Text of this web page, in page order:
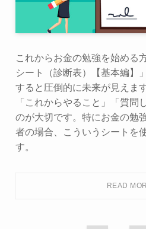
これからお金の勉強を始める
シート（診断表）【基本編】
すると圧倒的に未来が見えま
「これからやること」「質問
のが大切です。特にお金の勉
者の場合、こういうシートを
す。